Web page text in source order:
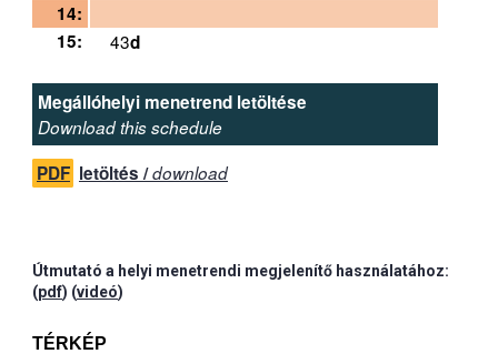
14:
15:
43d
Megállóhelyi menetrend letöltése
Download this schedule
PDF letöltés /download
Útmutató a helyi menetrendi megjelenítő használatához:
(pdf) (videó)
TÉRKÉP